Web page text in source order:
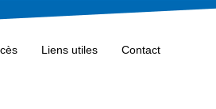
Liens utiles Contact